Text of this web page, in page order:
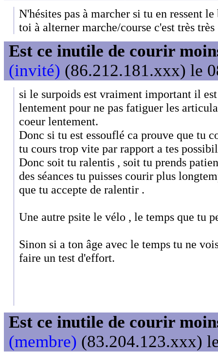
N'hésites pas à marcher si tu en ressent
toi à alterner marche/course c'est très
Est ce inutile de courir
(invité) (86.212.181.xxx) le
si le surpoids est vraiment important il
lentement pour ne pas fatiguer les
coeur lentement.
Donc si tu est essouflé ca prouve que tu
tu cours trop vite par rapport a tes
Donc soit tu ralentis , soit tu prends
des séances tu puisses courir plus
que tu accepte de ralentir .
Une autre psite le vélo , le temps que tu
Sinon si a ton âge avec le temps tu ne
faire un test d'effort.
Est ce inutile de courir
(membre) (83.204.123.xxx)